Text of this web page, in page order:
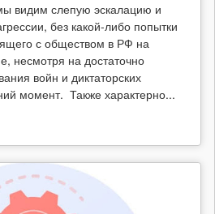
видим слепую эскалацию и
без какой-либо попытки
с обществом в РФ на
несмотря на достаточно
войн и диктаторских
момент. Также характерно...